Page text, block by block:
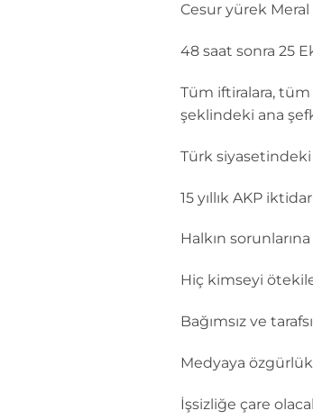
Cesur yürek Meral
48 saat sonra 25
Tüm iftiralara, tüm
şeklindeki ana
Türk
15 yıllık AKP
Halkın
Hiç kimseyi
Bağımsız ve
Medyaya
İşsizliğe çare